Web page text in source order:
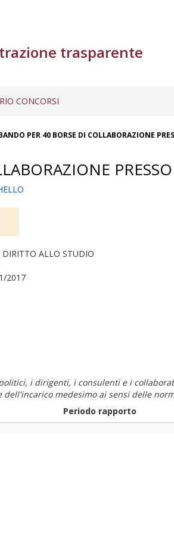
trasparente
CONCORSI
PER 40 BORSE DI COLLABORAZIONE
DIRITTO ALLO STUDIO
2017
i dirigenti, i consulenti e i
medesimo ai sensi delle
Periodo rapporto